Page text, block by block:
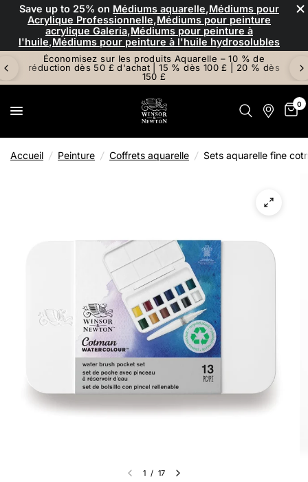
×
Save up to 25% on Médiums aquarelle,Médiums pour
Acrylique Professionnelle,Médiums pour peinture
acrylique Galeria,Médiums pour peinture à
l'huile,Médiums pour peinture à l'huile hydrosolubles
Économisez sur les produits Aquarelle – 10 % de
réduction dès 50 £ d'achat | 15 % dès 100 £ | 20 % dès
150 £
0
Accueil / Peinture / Coffrets aquarelle / Sets aquarelle fine
1 / 17